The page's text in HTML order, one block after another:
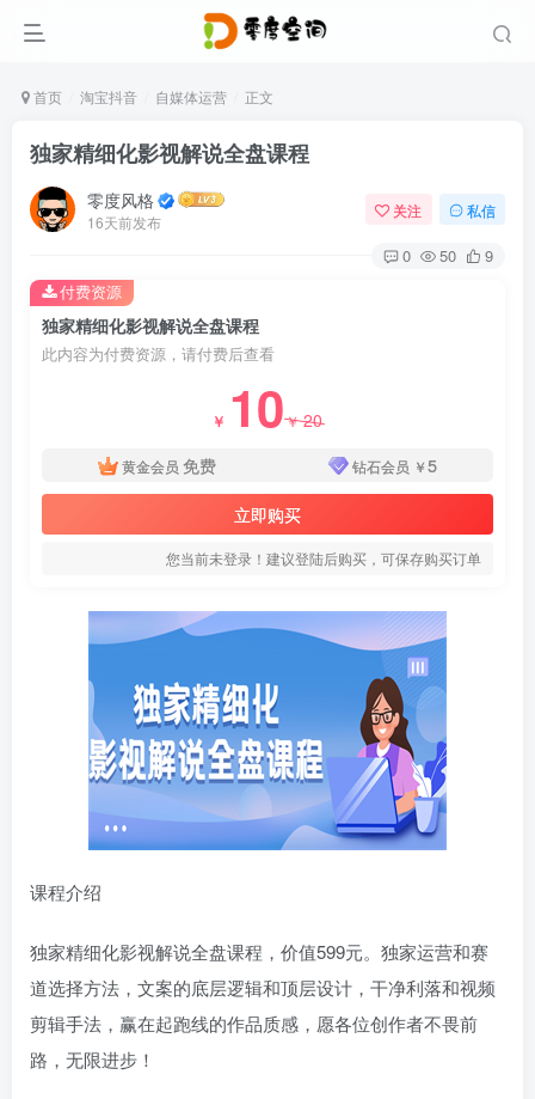
首页 淘宝抖音 自媒体运营 正文
独家精细化影视解说全盘课程
零度风格
16天前发布
关注 私信
0 50 9
独家精细化影视解说全盘课程
此内容为付费资源，请付费后查看
￥ 10￥20
黄金会员 免费 钻石会员 ￥5
立即购买
您当前未登录！建议登陆后购买，可保存购买订单
付费资源
课程介绍
独家精细化影视解说全盘课程，价值599元。独家运营和赛
道选择方法，文案的底层逻辑和顶层设计，干净利落和视频
剪辑手法，赢在起跑线的作品质感，愿各位创作者不畏前
路，无限进步！